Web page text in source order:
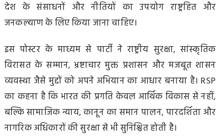
देश के संसाधनों और नीतियों का उपयोग राष्ट्रहित और
जनकल्याण के लिए किया जाना चाहिए।
इस पोस्टर के माध्यम से पार्टी ने राष्ट्रीय सुरक्षा, सांस्कृतिक
विरासत के सम्मान, भ्रष्टाचार मुक्त प्रशासन और मजबूत शासन
व्यवस्था जैसे मुद्दों को अपने अभियान का आधार बनाया है। RSP
का कहना है कि भारत की प्रगति केवल आर्थिक विकास से नहीं,
बल्कि सामाजिक न्याय, कानून का समान पालन, पारदर्शिता और
नागरिक अधिकारों की सुरक्षा से भी सुनिश्चित होती है।